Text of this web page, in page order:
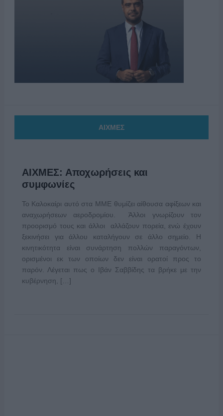
ΑΙΧΜΕΣ
ΑΙΧΜΕΣ: Αποχωρήσεις και
συμφωνίες
Το Καλοκαίρι αυτό στα ΜΜΕ θυμίζει αίθουσα αφίξεων και
αναχωρήσεων αεροδρομίου. Άλλοι γνωρίζουν τον
προορισμό τους και άλλοι αλλάζουν πορεία, ενώ έχουν
ξεκινήσει για άλλου καταλήγουν σε άλλο σημείο. Η
κινητικότητα είναι συνάρτηση πολλών παραγόντων,
ορισμένοι εκ των οποίων δεν είναι ορατοί προς το
παρόν. Λέγεται πως ο Ιβάν Σαββίδης τα βρήκε με την
κυβέρνηση, […]